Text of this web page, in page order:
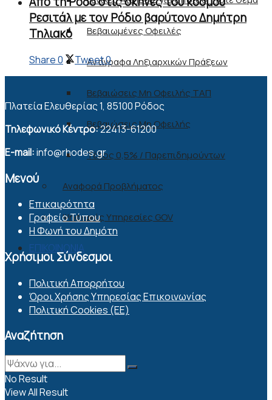
Βεβαιωμένες Οφειλές
Αντίγραφα Ληξιαρχικών Πράξεων
Βεβαιώσεις Μη Οφειλής ΤΑΠ
Βεβαιώσεις Μη Οφειλής
Τέλος 0,5% / Παρεπιδημούντων
Αναφορά Προβλήματος
Ψηφιακές Υπηρεσίες GOV
ΕΠΙΚΟΙΝΩΝΙΑ
Ρεσιτάλ με τον Ρόδιο βαρύτονο Δημήτρη
Τηλιακό
Share0 Tweet0
Πλατεία Ελευθερίας 1, 85100 Ρόδος
Τηλεφωνικό Κέντρο:22413-61200
E-mail:info@rhodes.gr
Μενού
Επικαιρότητα
Γραφείο Τύπου
Η Φωνή του Δημότη
Χρήσιμοι Σύνδεσμοι
Πολιτική Απορρήτου
Όροι Χρήσης Υπηρεσίας Επικοινωνίας
Πολιτική Cookies (ΕΕ)
Αναζήτηση
No Result
View All Result